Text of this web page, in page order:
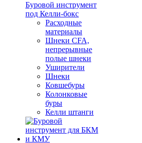
Буровой инструмент
под Келли-бокс
Расходные
материалы
Шнеки CFA,
непрерывные
полые шнеки
Уширители
Шнеки
Ковшебуры
Колонковые
буры
Келли штанги